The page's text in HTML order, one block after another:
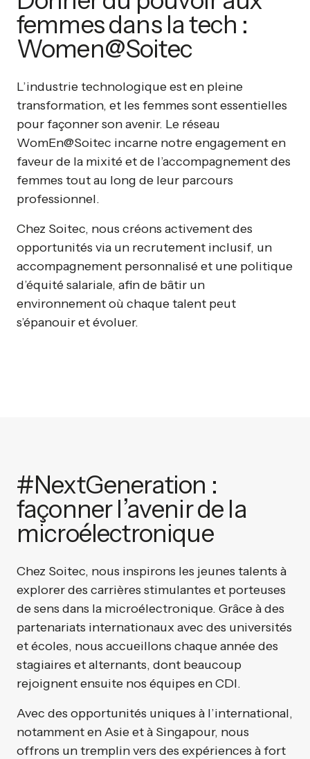
femmes dans la tech :
Women@Soitec
L’industrie technologique est en pleine
transformation, et les femmes sont essentielles
pour façonner son avenir. Le réseau
WomEn@Soitec incarne notre engagement en
faveur de la mixité et de l’accompagnement des
femmes tout au long de leur parcours
professionnel.
Chez Soitec, nous créons activement des
opportunités via un recrutement inclusif, un
accompagnement personnalisé et une politique
d’équité salariale, afin de bâtir un
environnement où chaque talent peut
s’épanouir et évoluer.
#NextGeneration :
façonner l’avenir de la
microélectronique
Chez Soitec, nous inspirons les jeunes talents à
explorer des carrières stimulantes et porteuses
de sens dans la microélectronique. Grâce à des
partenariats internationaux avec des universités
et écoles, nous accueillons chaque année des
stagiaires et alternants, dont beaucoup
rejoignent ensuite nos équipes en CDI.
Avec des opportunités uniques à l’international,
notamment en Asie et à Singapour, nous
offrons un tremplin vers des expériences à fort